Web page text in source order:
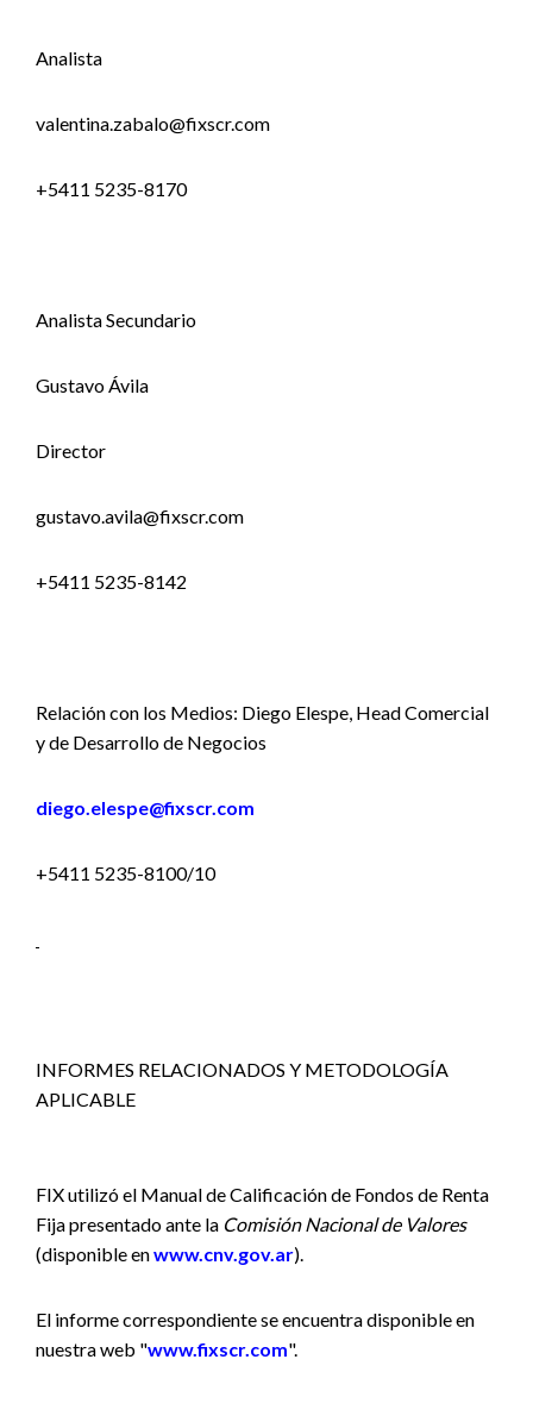
Analista
valentina.zabalo@fixscr.com
+5411 5235-8170
Analista Secundario
Gustavo Ávila
Director
gustavo.avila@fixscr.com
+5411 5235-8142
Relación con los Medios: Diego Elespe, Head Comercial
y de Desarrollo de Negocios
diego.elespe@fixscr.com
+5411 5235-8100/10
INFORMES RELACIONADOS Y METODOLOGÍA
APLICABLE
FIX utilizó el Manual de Calificación de Fondos de Renta
Fija presentado ante la Comisión Nacional de Valores
(disponible enwww.cnv.gov.ar).
El informe correspondiente se encuentra disponible en
nuestra web "www.fixscr.com".